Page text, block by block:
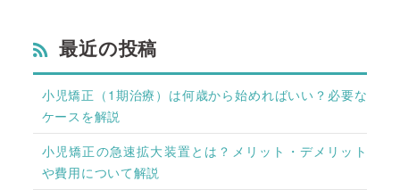
最近の投稿
小児矯正（1期治療）は何歳から始めればいい？必要な
ケースを解説
小児矯正の急速拡大装置とは？メリット・デメリット
や費用について解説